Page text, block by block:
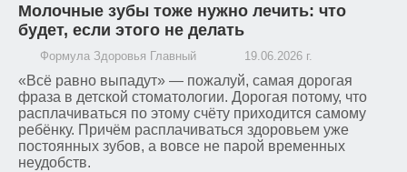
Молочные зубы тоже нужно лечить: что
будет, если этого не делать
Формула Здоровья Главный 19.06.2026 г.
«Всё равно выпадут» — пожалуй, самая дорогая
фраза в детской стоматологии. Дорогая потому, что
расплачиваться по этому счёту приходится самому
ребёнку. Причём расплачиваться здоровьем уже
постоянных зубов, а вовсе не парой временных
неудобств.